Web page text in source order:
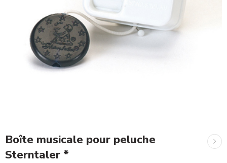
Boîte musicale pour peluche
Sterntaler *